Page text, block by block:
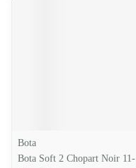
Bota
Bota Soft 2 Chopart Noir 11-